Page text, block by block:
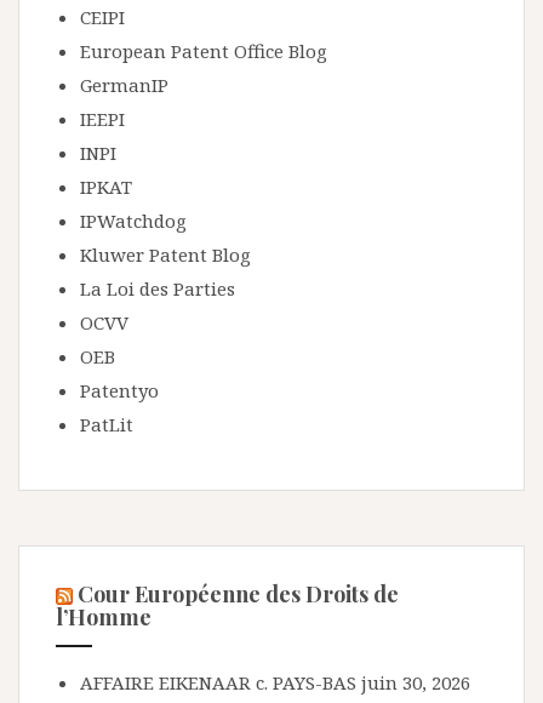
CEIPI
European Patent Office Blog
GermanIP
IEEPI
INPI
IPKAT
IPWatchdog
Kluwer Patent Blog
La Loi des Parties
OCVV
OEB
Patentyo
PatLit
Cour Européenne des Droits de
l’Homme
AFFAIRE EIKENAAR c. PAYS-BAS juin 30, 2026